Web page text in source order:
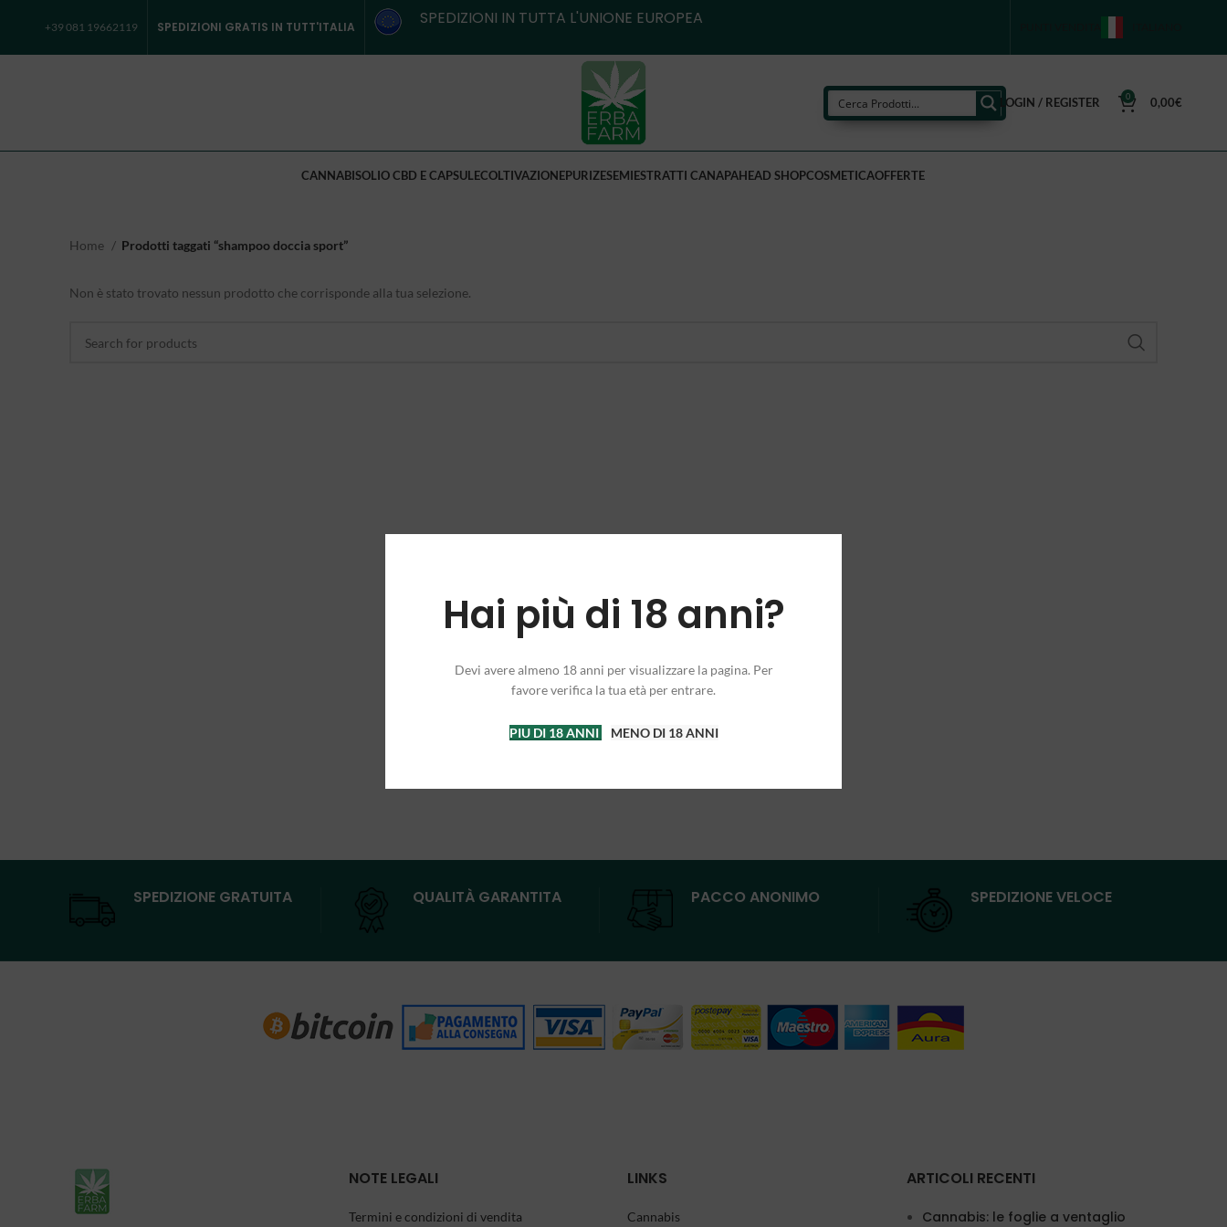
Hai più di 18 anni?
Devi avere almeno 18 anni per visualizzare la pagina. Per
favore verifica la tua età per entrare.
PIU DI 18 ANNI MENO DI 18 ANNI
+39 081 19662119 SPEDIZIONI GRATIS IN TUTT'ITALIA SPEDIZIONI IN TUTTA L'UNIONE EUROPEA
LOGIN / REGISTER 0 0,00€
CANNABISOLIO CBD E CAPSULECOLTIVAZIONEPURIZESEMIESTRATTI CANAPAHEAD SHOPCOSMETICAOFFERTE
Home Prodotti taggati “shampoo doccia sport”
Non è stato trovato nessun prodotto che corrisponde alla tua selezione.
SPEDIZIONE GRATUITA QUALITÀ GARANTITA PACCO ANONIMO SPEDIZIONE VELOCE
NOTE LEGALI
Termini e condizioni di vendita
LINKS
Cannabis
ARTICOLI RECENTI
Cannabis: le foglie a ventaglio